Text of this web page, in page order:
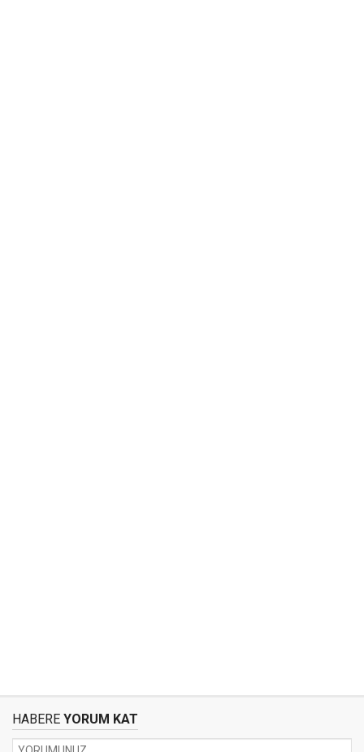
HABERE YORUM KAT